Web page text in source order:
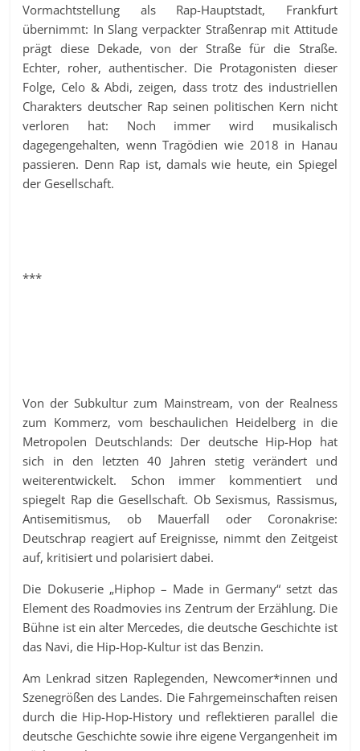
Vormachtstellung als Rap-Hauptstadt, Frankfurt
übernimmt: In Slang verpackter Straßenrap mit Attitude
prägt diese Dekade, von der Straße für die Straße.
Echter, roher, authentischer. Die Protagonisten dieser
Folge, Celo & Abdi, zeigen, dass trotz des industriellen
Charakters deutscher Rap seinen politischen Kern nicht
verloren hat: Noch immer wird musikalisch
dagegengehalten, wenn Tragödien wie 2018 in Hanau
passieren. Denn Rap ist, damals wie heute, ein Spiegel
der Gesellschaft.
***
Von der Subkultur zum Mainstream, von der Realness
zum Kommerz, vom beschaulichen Heidelberg in die
Metropolen Deutschlands: Der deutsche Hip-Hop hat
sich in den letzten 40 Jahren stetig verändert und
weiterentwickelt. Schon immer kommentiert und
spiegelt Rap die Gesellschaft. Ob Sexismus, Rassismus,
Antisemitismus, ob Mauerfall oder Coronakrise:
Deutschrap reagiert auf Ereignisse, nimmt den Zeitgeist
auf, kritisiert und polarisiert dabei.
Die Dokuserie „Hiphop – Made in Germany“ setzt das
Element des Roadmovies ins Zentrum der Erzählung. Die
Bühne ist ein alter Mercedes, die deutsche Geschichte ist
das Navi, die Hip-Hop-Kultur ist das Benzin.
Am Lenkrad sitzen Raplegenden, Newcomer*innen und
Szenegrößen des Landes. Die Fahrgemeinschaften reisen
durch die Hip-Hop-History und reflektieren parallel die
deutsche Geschichte sowie ihre eigene Vergangenheit im